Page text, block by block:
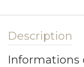
Description